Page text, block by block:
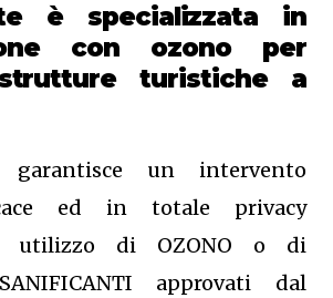
è specializzata in
con ozono per
turistiche a
garantisce un intervento
ed in totale privacy
utilizzo di OZONO o di
approvati dal